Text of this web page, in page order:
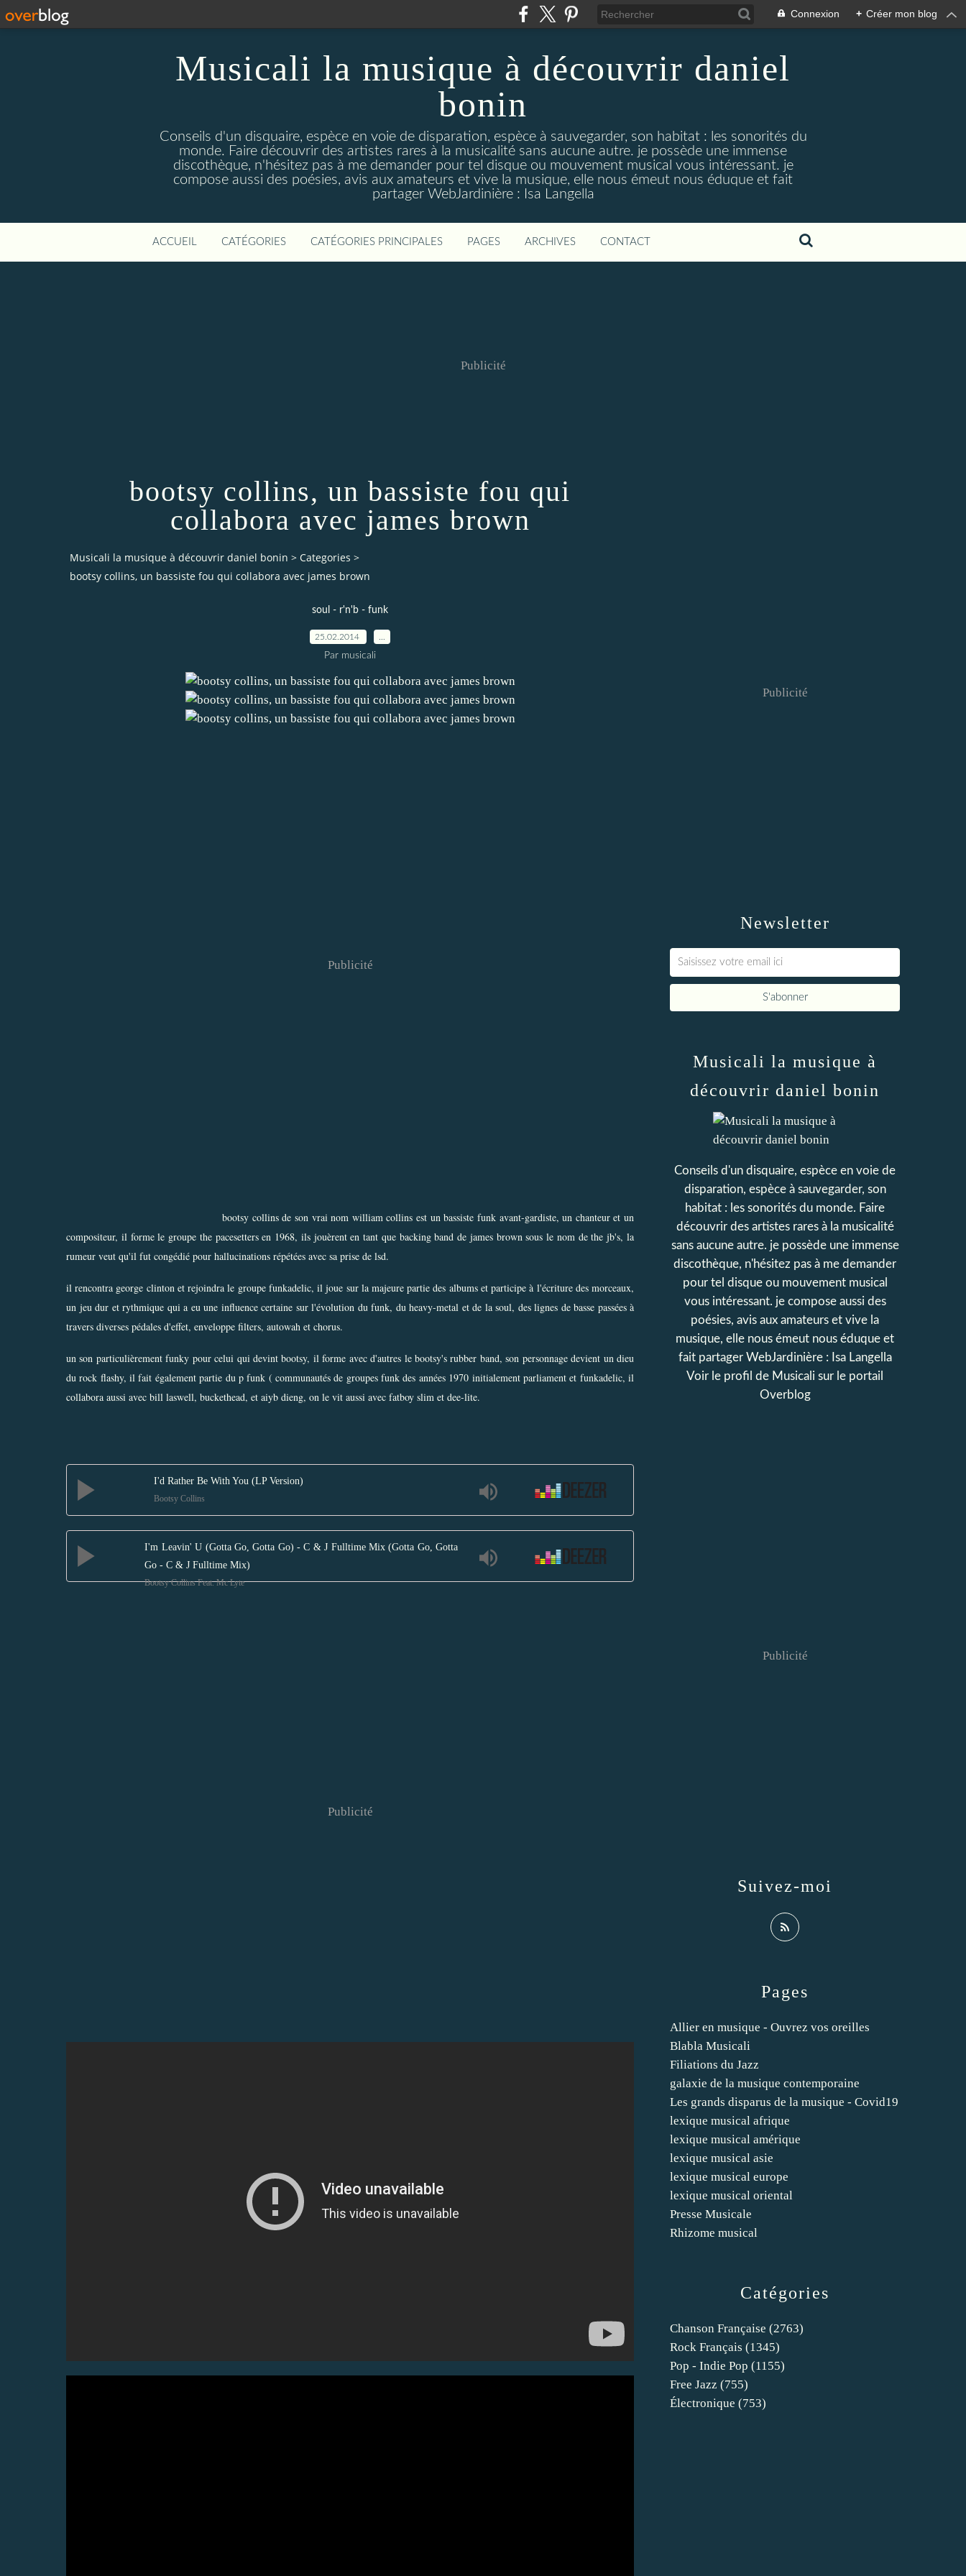
Connexion + Créer mon blog
Musicali la musique à découvrir daniel
bonin
Conseils d'un disquaire, espèce en voie de disparation, espèce à sauvegarder, son habitat : les sonorités du
monde. Faire découvrir des artistes rares à la musicalité sans aucune autre. je possède une immense
discothèque, n'hésitez pas à me demander pour tel disque ou mouvement musical vous intéressant. je
compose aussi des poésies, avis aux amateurs et vive la musique, elle nous émeut nous éduque et fait
partager WebJardinière : Isa Langella
ACCUEIL CATÉGORIES CATÉGORIES PRINCIPALES PAGES ARCHIVES CONTACT
Publicité
bootsy collins, un bassiste fou qui
collabora avec james brown
Musicali la musique à découvrir daniel bonin > Categories >
bootsy collins, un bassiste fou qui collabora avec james brown
soul - r'n'b - funk
25.02.2014
Par musicali
Publicité
bootsy collins de son vrai nom william collins est un bassiste funk avant-gardiste, un chanteur et un
compositeur, il forme le groupe the pacesetters en 1968, ils jouèrent en tant que backing band de james brown sous le nom de the jb's, la
rumeur veut qu'il fut congédié pour hallucinations répétées avec sa prise de lsd.
il rencontra george clinton et rejoindra le groupe funkadelic, il joue sur la majeure partie des albums et participe à l'écriture des morceaux,
un jeu dur et rythmique qui a eu une influence certaine sur l'évolution du funk, du heavy-metal et de la soul, des lignes de basse passées à
travers diverses pédales d'effet, enveloppe filters, autowah et chorus.
un son particulièrement funky pour celui qui devint bootsy, il forme avec d'autres le bootsy's rubber band, son personnage devient un dieu
du rock flashy, il fait également partie du p funk ( communautés de groupes funk des années 1970 initialement parliament et funkadelic, il
collabora aussi avec bill laswell, buckethead, et aiyb dieng, on le vit aussi avec fatboy slim et dee-lite.
I'd Rather Be With You (LP Version)
Bootsy Collins
I'm Leavin' U (Gotta Go, Gotta Go) - C & J Fulltime Mix (Gotta Go, Gotta
Go - C & J Fulltime Mix)
Bootsy Collins Feat. Mc Lyte
Publicité
Newsletter
Publicité
Catégories
Chanson Française (2763)
Rock Français (1345)
Pop - Indie Pop (1155)
Free Jazz (755)
Électronique (753)
Pages
Allier en musique - Ouvrez vos oreilles
Blabla Musicali
Filiations du Jazz
galaxie de la musique contemporaine
Les grands disparus de la musique - Covid19
lexique musical afrique
lexique musical amérique
lexique musical asie
lexique musical europe
lexique musical oriental
Presse Musicale
Rhizome musical
Musicali la musique à
découvrir daniel bonin
Conseils d'un disquaire, espèce en voie de
disparation, espèce à sauvegarder, son
habitat : les sonorités du monde. Faire
découvrir des artistes rares à la musicalité
sans aucune autre. je possède une immense
discothèque, n'hésitez pas à me demander
pour tel disque ou mouvement musical
vous intéressant. je compose aussi des
poésies, avis aux amateurs et vive la
musique, elle nous émeut nous éduque et
fait partager WebJardinière : Isa Langella
Voir le profil de Musicali sur le portail
Overblog
Suivez-moi
Publicité